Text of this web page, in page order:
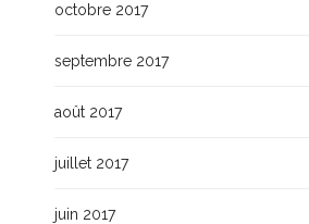
octobre 2017
septembre 2017
août 2017
juillet 2017
juin 2017